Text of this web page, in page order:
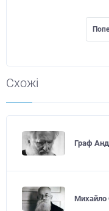
Схожі
Граф
Михайло